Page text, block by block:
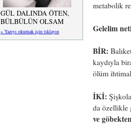
GÜL DALINDA ÖTEN,
BÜLBÜLÜN OLSAM
» Yazıyı okumak için tıklayın
metabolik
Gelelim
BİR:
kaydıyla
ölüm
İKİ:
da özellikle
ve